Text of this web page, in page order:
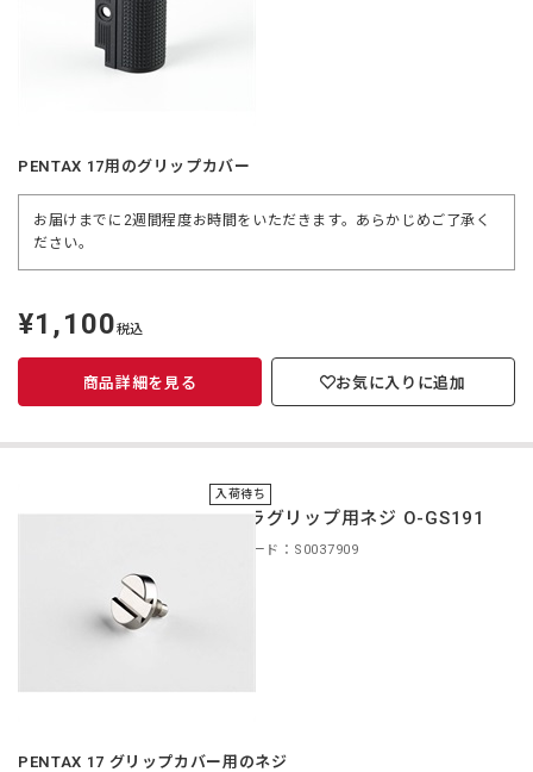
PENTAX 17用のグリップカバー
お届けまでに2週間程度お時間をいただきます。あらかじめご了承く
ださい。
定
価
¥1,100税込
商品詳細を見る お気に入りに追加
入荷待ち
カメラグリップ用ネジ O-GS191
商品コード：S0037909
PENTAX 17 グリップカバー用のネジ